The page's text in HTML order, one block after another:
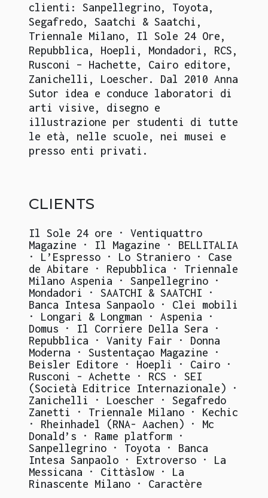
clienti: Sanpellegrino, Toyota,
Segafredo, Saatchi & Saatchi,
Triennale Milano, Il Sole 24 Ore,
Repubblica, Hoepli, Mondadori, RCS,
Rusconi – Hachette, Cairo editore,
Zanichelli, Loescher. Dal 2010 Anna
Sutor idea e conduce laboratori di
arti visive, disegno e
illustrazione per studenti di tutte
le età, nelle scuole, nei musei e
presso enti privati.
CLIENTS
Il Sole 24 ore · Ventiquattro
Magazine · Il Magazine · BELLITALIA
· L’Espresso · Lo Straniero · Case
de Abitare · Repubblica · Triennale
Milano Aspenia · Sanpellegrino ·
Mondadori · SAATCHI & SAATCHI ·
Banca Intesa Sanpaolo · Clei mobili
· Longari & Longman · Aspenia ·
Domus · Il Corriere Della Sera ·
Repubblica · Vanity Fair · Donna
Moderna · Sustentaçao Magazine ·
Beisler Editore · Hoepli · Cairo ·
Rusconi - Achette · RCS · SEI
(Società Editrice Internazionale) ·
Zanichelli · Loescher · Segafredo
Zanetti · Triennale Milano · Kechic
· Rheinhadel (RNA- Aachen) · Mc
Donald’s · Rame platform ·
Sanpellegrino · Toyota · Banca
Intesa Sanpaolo · Extroverso · La
Messicana · Cittàslow · La
Rinascente Milano · Caractère